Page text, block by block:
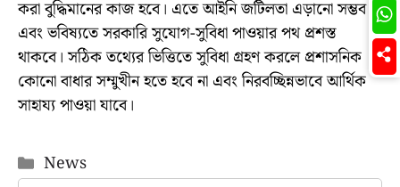
করা বুদ্ধিমানের কাজ হবে। এতে আইনি জটিলতা এড়ানো সম্ভব
এবং ভবিষ্যতে সরকারি সুযোগ-সুবিধা পাওয়ার পথ প্রশস্ত
থাকবে। সঠিক তথ্যের ভিত্তিতে সুবিধা গ্রহণ করলে প্রশাসনিক
কোনো বাধার সম্মুখীন হতে হবে না এবং নিরবচ্ছিন্নভাবে আর্থিক
সাহায্য পাওয়া যাবে।
Categories
News